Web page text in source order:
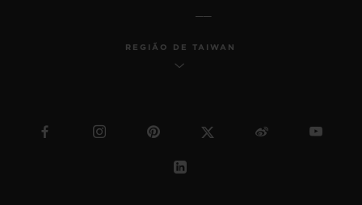
REGIÃO DE TAIWAN